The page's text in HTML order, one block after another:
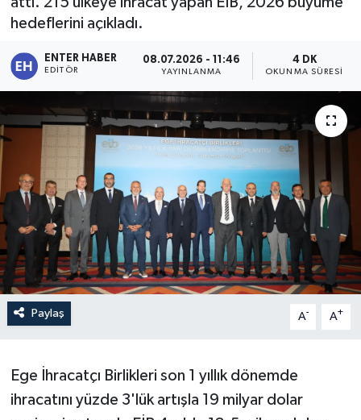
hedeflerini açıkladı.
ENTER HABER
EDITÖR
08.07.2026 - 11:46
YAYINLANMA
4 DK
OKUNMA SÜRESI
Paylaş A- A+
Ege İhracatçı Birlikleri son 1 yıllık dönemde
ihracatını yüzde 3'lük artışla 19 milyar dolar